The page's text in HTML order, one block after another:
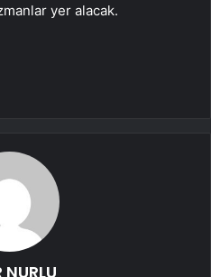
yer alacak.
NURLU